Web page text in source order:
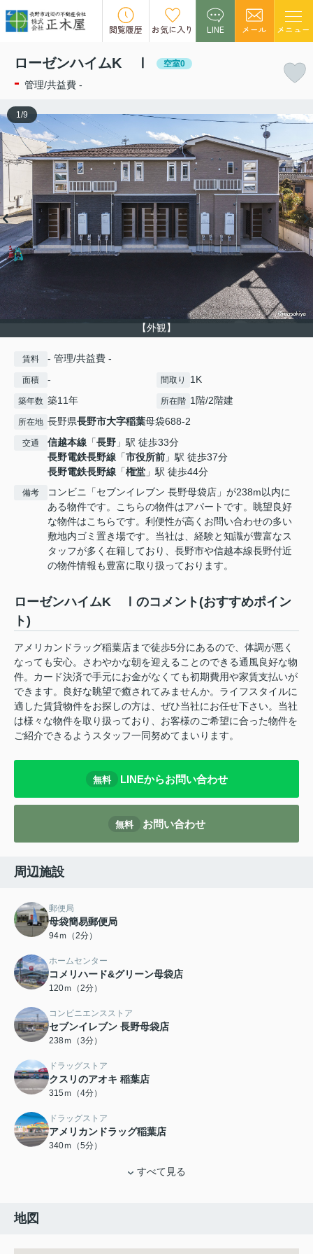
閲覧履歴 お気に入り LINE メール メニュー
この物件の募集は終了しました。
ローゼンハイムK Ⅰ 空室0
- 管理/共益費 -
【外観】
1/9
賃料 - 管理/共益費 -
面積 - 間取り 1K
築年数 築11年 所在階 1階/2階建
所在地 長野県長野市大字稲葉母袋688-2
交通 信越本線 「長野 」駅 徒歩33分
長野電鉄長野線 「市役所前 」駅 徒歩37分
長野電鉄長野線 「権堂 」駅 徒歩44分
備考
コンビニ「セブンイレブン 長野母袋店」が238m以内に
ある物件です。こちらの物件はアパートです。眺望良好
な物件はこちらです。利便性が高くお問い合わせの多い
敷地内ゴミ置き場です。当社は、経験と知識が豊富なス
タッフが多く在籍しており、長野市や信越本線長野付近
の物件情報も豊富に取り扱っております。
ローゼンハイムK Ⅰのコメント(おすすめポイン
ト)
アメリカンドラッグ稲葉店まで徒歩5分にあるので、体調が悪く
なっても安心。さわやかな朝を迎えることのできる通風良好な物
件。カード決済で手元にお金がなくても初期費用や家賃支払いが
できます。良好な眺望で癒されてみませんか。ライフスタイルに
適した賃貸物件をお探しの方は、ぜひ当社にお任せ下さい。当社
は様々な物件を取り扱っており、お客様のご希望に合った物件を
ご紹介できるようスタッフ一同努めてまいります。
無料 LINEからお問い合わせ
無料 お問い合わせ
周辺施設
郵便局
母袋簡易郵便局
94ｍ（2分）
ホームセンター
コメリハード&グリーン母袋店
120ｍ（2分）
コンビニエンスストア
セブンイレブン 長野母袋店
238ｍ（3分）
ドラッグストア
クスリのアオキ 稲葉店
315ｍ（4分）
ドラッグストア
アメリカンドラッグ稲葉店
340ｍ（5分）
すべて見る
地図